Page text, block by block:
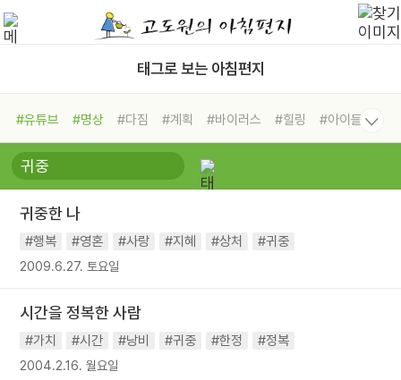
태그로 보는 아침편지
#유튜브 #명상 #다짐 #계획 #바이러스 #힐링
#아이들
#비전캠프
#독서캠프 #삶
#희망
#나눔 #친구 #링컨학교
#독서
#건강
귀중한 나
#행복 #영혼 #사랑 #지혜 #상처 #귀중
2009.6.27. 토요일
시간을 정복한 사람
#가치 #시간 #낭비 #귀중 #한정 #정복
2004.2.16. 월요일